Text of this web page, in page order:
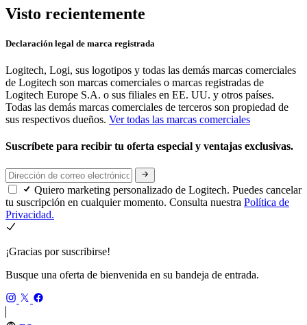
Visto recientemente
Declaración legal de marca registrada
Logitech, Logi, sus logotipos y todas las demás marcas comerciales
de Logitech son marcas comerciales o marcas registradas de
Logitech Europe S.A. o sus filiales en EE. UU. y otros países.
Todas las demás marcas comerciales de terceros son propiedad de
sus respectivos dueños. Ver todas las marcas comerciales
Suscríbete para recibir tu oferta especial y ventajas exclusivas.
Quiero marketing personalizado de Logitech. Puedes cancelar
tu suscripción en cualquier momento. Consulta nuestra Política de
Privacidad.
¡Gracias por suscribirse!
Busque una oferta de bienvenida en su bandeja de entrada.